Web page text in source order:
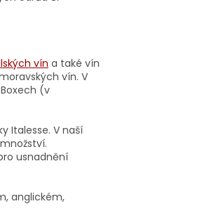
vín a také vín
vín. V
(v
Italesse. V naší
usnadnění
anglickém,